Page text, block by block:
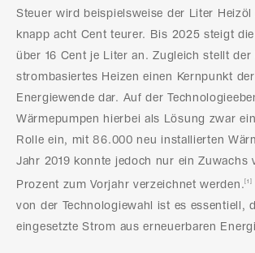
Steuer wird beispielsweise der Liter
knapp acht Cent teurer. Bis 2025 steigt
über 16 Cent je Liter an. Zugleich stellt der
strombasiertes Heizen einen Kernpunkt der
Energiewende dar. Auf der
Wärmepumpen hierbei als Lösung zwar
Rolle ein, mit 86.000 neu installierten
Jahr 2019 konnte jedoch nur ein Zuwachs
Prozent zum Vorjahr verzeichnet werden. [1]
von der Technologiewahl ist es essentiell,
eingesetzte Strom aus erneuerbaren